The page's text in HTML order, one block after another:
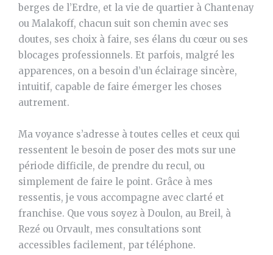
berges de l’Erdre, et la vie de quartier à Chantenay
ou Malakoff, chacun suit son chemin avec ses
doutes, ses choix à faire, ses élans du cœur ou ses
blocages professionnels. Et parfois, malgré les
apparences, on a besoin d’un éclairage sincère,
intuitif, capable de faire émerger les choses
autrement.
Ma voyance s’adresse à toutes celles et ceux qui
ressentent le besoin de poser des mots sur une
période difficile, de prendre du recul, ou
simplement de faire le point. Grâce à mes
ressentis, je vous accompagne avec clarté et
franchise. Que vous soyez à Doulon, au Breil, à
Rezé ou Orvault, mes consultations sont
accessibles facilement, par téléphone.